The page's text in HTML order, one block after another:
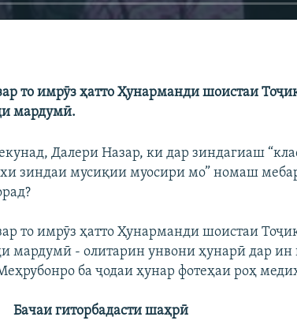
то имрӯз ҳатто Ҳунарманди шоистаи
мардумӣ.
Далери Назар, ки дар зиндагиаш
зиндаи мусиқии муосири мо” номаш
то имрӯз ҳатто Ҳунарманди шоистаи
мардумӣ - олитарин унвони ҳунарӣ дар
ба ҷодаи ҳунар фотеҳаи роҳ
Бачаи гиторбадасти шаҳрӣ